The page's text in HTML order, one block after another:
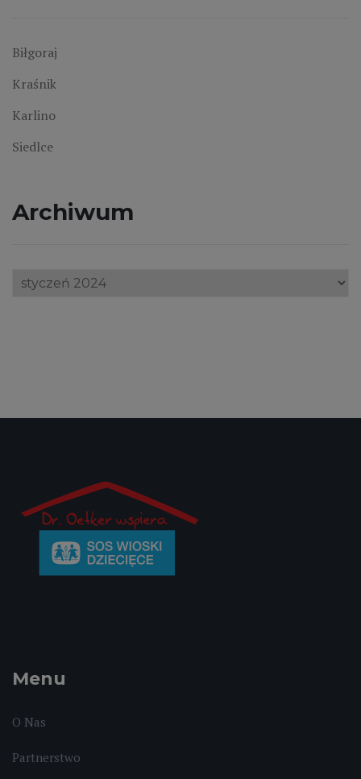
Biłgoraj
Kraśnik
Karlino
Siedlce
Archiwum
Archiwum
Menu
O Nas
Partnerstwo